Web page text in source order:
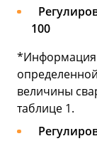
100
*Информация
величины
таблице 1.